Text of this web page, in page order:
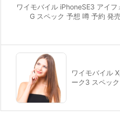
ワイモバイル iPhoneSE3 アイフ
G スペック 予想 噂 予約 発
ワイモバイル
ーク3 スペッ